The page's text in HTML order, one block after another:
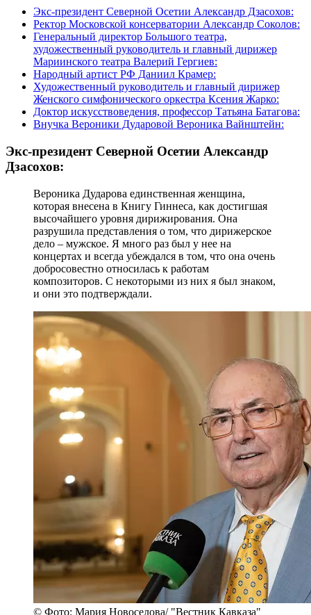
Экс-президент Северной Осетии Александр Дзасохов:
Ректор Московской консерватории Александр Соколов:
Генеральный директор Большого театра,
художественный руководитель и главный дирижер
Мариинского театра Валерий Гергиев:
Народный артист РФ Даниил Крамер:
Художественный руководитель и главный дирижер
Женского симфонического оркестра Ксения Жарко:
Доктор искусствоведения, профессор Татьяна Батагова:
Внучка Вероники Дударовой Вероника Вайнштейн:
Экс-президент Северной Осетии Александр
Дзасохов:
Вероника Дударова единственная женщина,
которая внесена в Книгу Гиннеса, как достигшая
высочайшего уровня дирижирования. Она
разрушила представления о том, что дирижерское
дело – мужское. Я много раз был у нее на
концертах и всегда убеждался в том, что она очень
добросовестно относилась к работам
композиторов. С некоторыми из них я был знаком,
и они это подтверждали.
© Фото: Мария Новоселова/ "Вестник Кавказа"